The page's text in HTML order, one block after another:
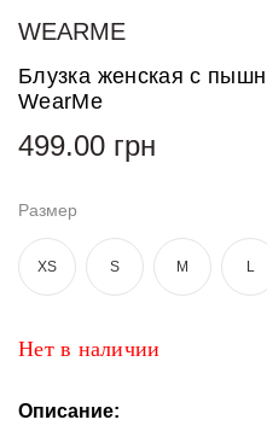
и поло
и
Топы
и
боди
сумочки
WEARME
Блузка женская с
WearMe
499.00 грн
Размер
XS S M L
Нет в наличии
Описание: